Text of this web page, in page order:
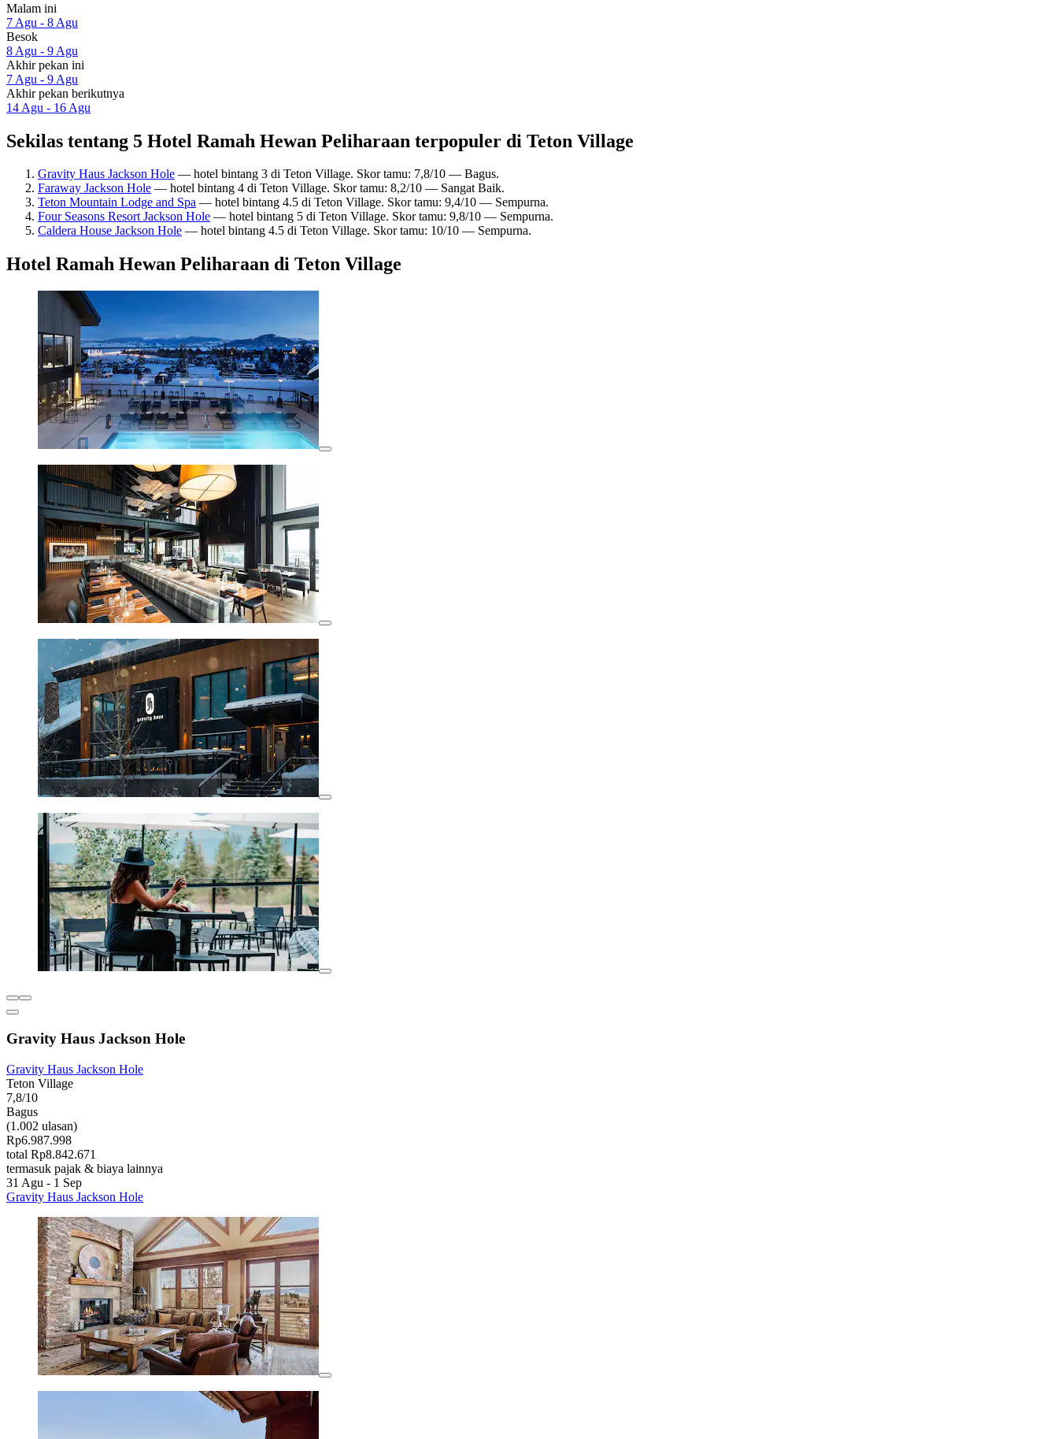
Malam ini
7 Agu - 8 Agu
Besok
8 Agu - 9 Agu
Akhir pekan ini
7 Agu - 9 Agu
Akhir pekan berikutnya
14 Agu - 16 Agu
Sekilas tentang 5 Hotel Ramah Hewan Peliharaan terpopuler di Teton Village
Gravity Haus Jackson Hole — hotel bintang 3 di Teton Village. Skor tamu: 7,8/10 — Bagus.
Faraway Jackson Hole — hotel bintang 4 di Teton Village. Skor tamu: 8,2/10 — Sangat Baik.
Teton Mountain Lodge and Spa — hotel bintang 4.5 di Teton Village. Skor tamu: 9,4/10 — Sempurna.
Four Seasons Resort Jackson Hole — hotel bintang 5 di Teton Village. Skor tamu: 9,8/10 — Sempurna.
Caldera House Jackson Hole — hotel bintang 4.5 di Teton Village. Skor tamu: 10/10 — Sempurna.
Hotel Ramah Hewan Peliharaan di Teton Village
Gravity Haus Jackson Hole
Gravity Haus Jackson Hole
Teton Village
7,8/10
Bagus
(1.002 ulasan)
Rp6.987.998
total Rp8.842.671
termasuk pajak & biaya lainnya
31 Agu - 1 Sep
Gravity Haus Jackson Hole